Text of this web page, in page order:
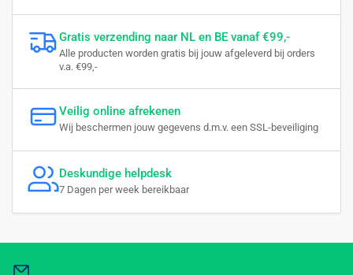
Gratis verzending naar NL en BE vanaf €99,-
Alle producten worden gratis bij jouw afgeleverd bij orders
v.a. €99,-
Veilig online afrekenen
Wij beschermen jouw gegevens d.m.v. een SSL-beveiliging
Deskundige helpdesk
7 Dagen per week bereikbaar